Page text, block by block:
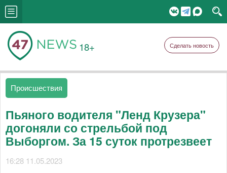
18+ Сделать новость
Происшествия
Пьяного водителя "Ленд Крузера"
догоняли со стрельбой под
Выборгом. За 15 суток протрезвеет
16:28 11.05.2023